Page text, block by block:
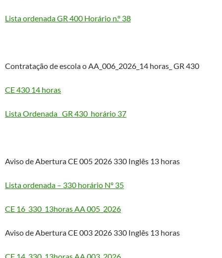
Lista ordenada GR 400 Horário n.º 38
Contratação de escola o AA_006_2026_14 horas_ GR 430
CE 430 14 horas
Lista Ordenada_ GR 430_horário 37
Aviso de Abertura CE 005 2026 330 Inglês 13 horas
Lista ordenada – 330 horário Nº 35
CE 16_330_13horas AA 005_2026
Aviso de Abertura CE 003 2026 330 Inglês 13 horas